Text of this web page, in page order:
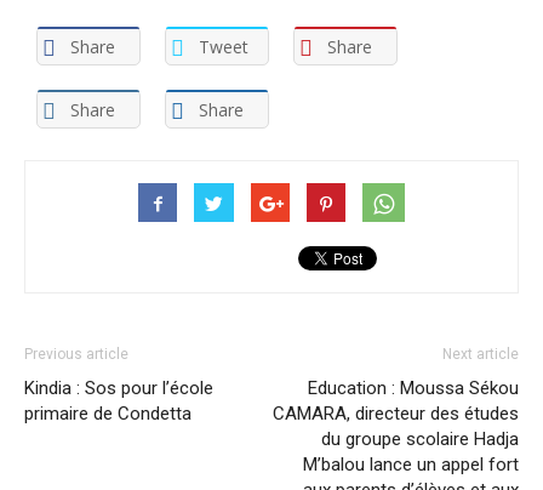
Share Tweet Share
Share Share
Previous article
Kindia : Sos pour l’école
primaire de Condetta
Next article
Education : Moussa Sékou
CAMARA, directeur des études
du groupe scolaire Hadja
M’balou lance un appel fort